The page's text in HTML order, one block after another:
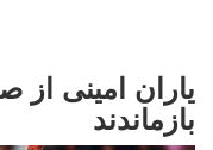
یاران امینی
بازماندند